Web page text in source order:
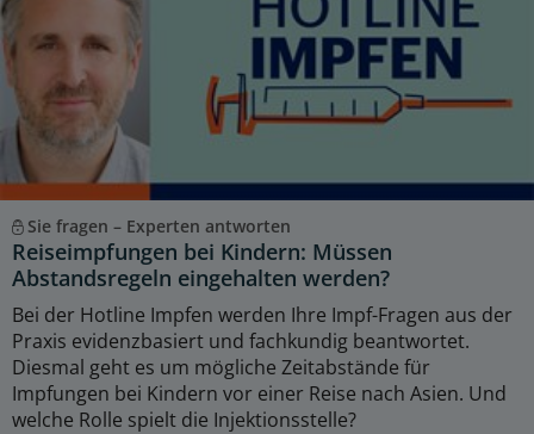
Sie fragen – Experten antworten
Reiseimpfungen bei Kindern: Müssen
Abstandsregeln eingehalten werden?
Bei der Hotline Impfen werden Ihre Impf-Fragen aus der
Praxis evidenzbasiert und fachkundig beantwortet.
Diesmal geht es um mögliche Zeitabstände für
Impfungen bei Kindern vor einer Reise nach Asien. Und
welche Rolle spielt die Injektionsstelle?